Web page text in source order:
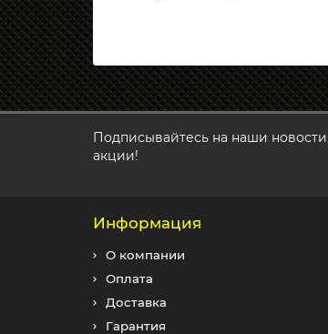
Подписывайтесь на наши
акции!
Информация
О компании
Оплата
Доставка
Гарантия